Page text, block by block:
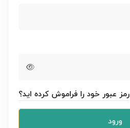
رمز عبور خود را فراموش کرده اید؟
ورود